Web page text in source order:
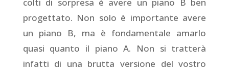
progettato. Non solo è importante avere
un piano B, ma è fondamentale amarlo
quasi quanto il piano A. Non si tratterà
infatti di una brutta versione del vostro